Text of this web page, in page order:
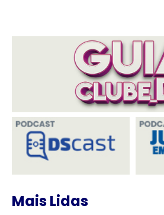
Mais Lidas